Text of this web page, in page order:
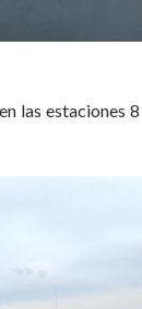
las estaciones